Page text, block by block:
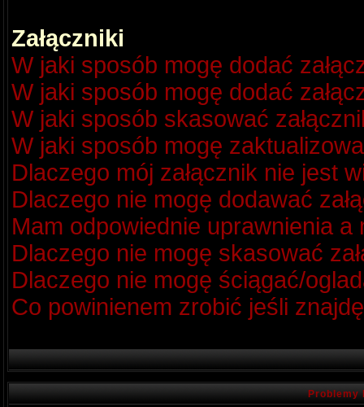
Załączniki
W jaki sposób mogę dodać
W jaki sposób mogę dodać
W jaki sposób skasować
W jaki sposób mogę
Dlaczego mój załącznik nie jest
Dlaczego nie mogę dodawać
Mam odpowiednie uprawnienia a
Dlaczego nie mogę skasować
Dlaczego nie mogę ściągać/
Co powinienem zrobić jeśli
Problemy